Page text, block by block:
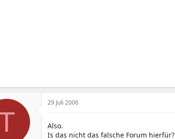
29 Juli 2006
Also.
Is das nicht das falsche Forum hierfür?